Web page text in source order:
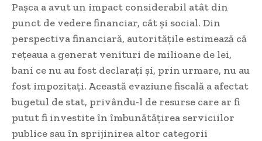
Pașca a avut un impact considerabil atât din
punct de vedere financiar, cât și social. Din
perspectiva financiară, autoritățile estimează că
rețeaua a generat venituri de milioane de lei,
bani ce nu au fost declarați și, prin urmare, nu au
fost impozitați. Această evaziune fiscală a afectat
bugetul de stat, privându-l de resurse care ar fi
putut fi investite în îmbunătățirea serviciilor
publice sau în sprijinirea altor categorii